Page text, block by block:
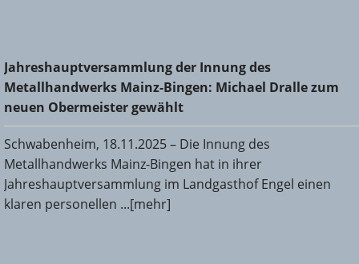
Jahreshauptversammlung der Innung des
Metallhandwerks Mainz-Bingen: Michael Dralle zum neuen
Obermeister gewählt
Jahreshauptversammlung der Innung des
Metallhandwerks Mainz-Bingen: Michael Dralle zum
neuen Obermeister gewählt
Schwabenheim, 18.11.2025 – Die Innung des
Metallhandwerks Mainz-Bingen hat in ihrer
Jahreshauptversammlung im Landgasthof Engel einen
klaren personellen ...[mehr]